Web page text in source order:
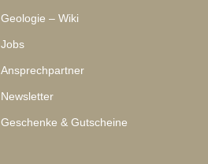
Geologie – Wiki
Jobs
Ansprechpartner
Newsletter
Geschenke & Gutscheine